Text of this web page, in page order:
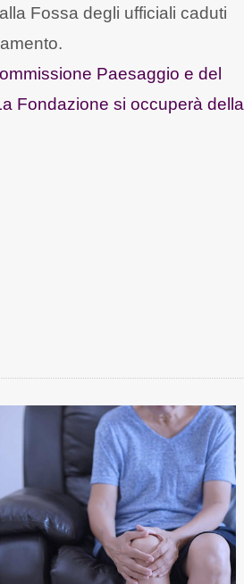
Fossa degli ufficiali caduti
Paesaggio e del
Fondazione si occuperà della